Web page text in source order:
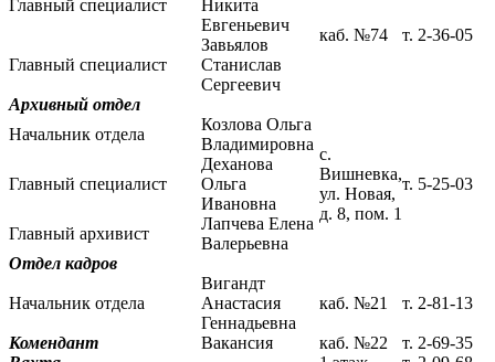
Главный специалист
Никита
Евгеньевич
каб. №74
т. 2-36-05
Главный специалист
Завьялов
Станислав
Сергеевич
Архивный отдел
Начальник отдела
Козлова Ольга
Владимировна
с.
Вишневка,
ул. Новая,
д. 8, пом. 1
т. 5-25-03
Главный специалист
Деханова
Ольга
Ивановна
Главный архивист
Лапчева Елена
Валерьевна
Отдел кадров
Начальник отдела
Вигандт
Анастасия
Геннадьевна
каб. №21 т. 2-81-13
Комендант Вакансия каб. №22
т. 2-69-35